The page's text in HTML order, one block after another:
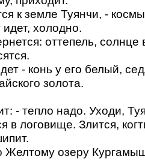
к земле Туянчи, -
идет, холодно.
оттепель, солнце
- конь у его белый,
золота.
- тепло надо. Уходи,
в логовище. Злится,
Желтому озеру